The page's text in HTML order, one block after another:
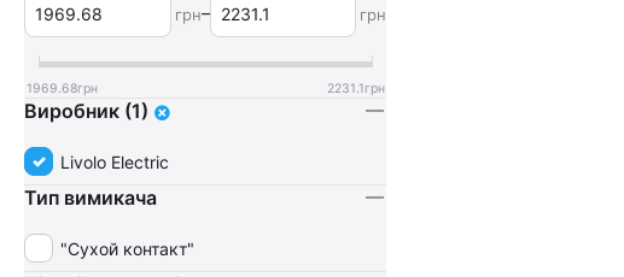
грн– грн
1969.68грн 2231.1грн
Виробник (1)
Livolo Electric
Тип вимикача
"Сухой контакт"